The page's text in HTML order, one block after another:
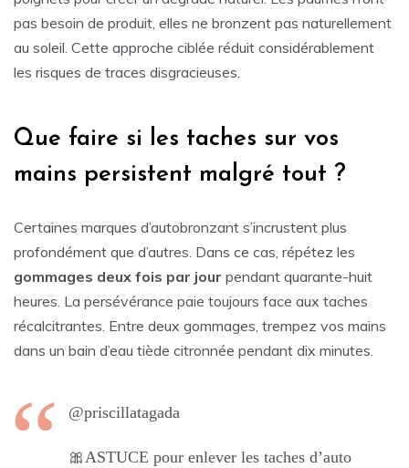
pas besoin de produit, elles ne bronzent pas naturellement
au soleil. Cette approche ciblée réduit considérablement
les risques de traces disgracieuses.
Que faire si les taches sur vos
mains persistent malgré tout ?
Certaines marques d’autobronzant s’incrustent plus
profondément que d’autres. Dans ce cas, répétez les
gommages deux fois par jour pendant quarante-huit
heures. La persévérance paie toujours face aux taches
récalcitrantes. Entre deux gommages, trempez vos mains
dans un bain d’eau tiède citronnée pendant dix minutes.
@priscillatagada
🎀ASTUCE pour enlever les taches d’auto